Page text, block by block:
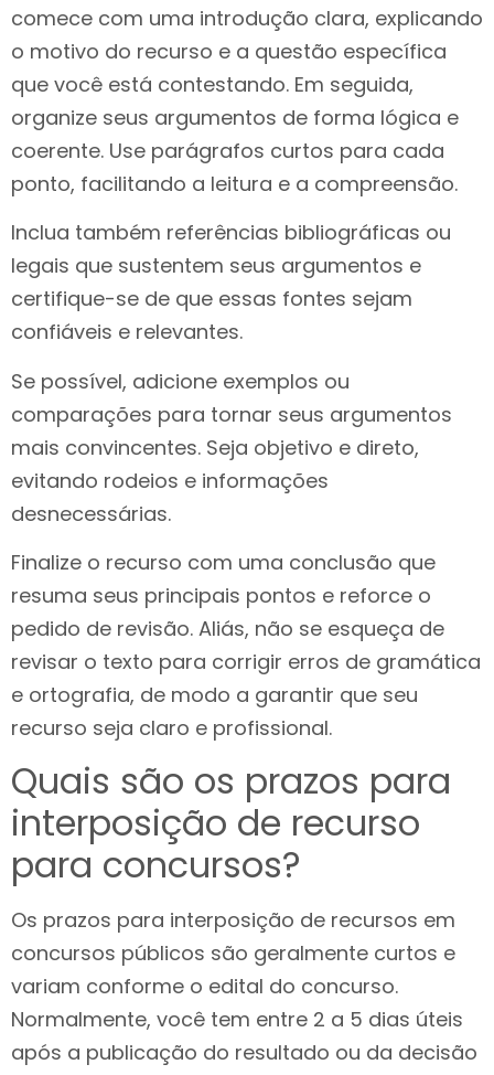
comece com uma introdução clara, explicando
o motivo do recurso e a questão específica
que você está contestando. Em seguida,
organize seus argumentos de forma lógica e
coerente. Use parágrafos curtos para cada
ponto, facilitando a leitura e a compreensão.
Inclua também referências bibliográficas ou
legais que sustentem seus argumentos e
certifique-se de que essas fontes sejam
confiáveis e relevantes.
Se possível, adicione exemplos ou
comparações para tornar seus argumentos
mais convincentes. Seja objetivo e direto,
evitando rodeios e informações
desnecessárias.
Finalize o recurso com uma conclusão que
resuma seus principais pontos e reforce o
pedido de revisão. Aliás, não se esqueça de
revisar o texto para corrigir erros de gramática
e ortografia, de modo a garantir que seu
recurso seja claro e profissional.
Quais são os prazos para
interposição de recurso
para concursos?
Os prazos para interposição de recursos em
concursos públicos são geralmente curtos e
variam conforme o edital do concurso.
Normalmente, você tem entre 2 a 5 dias úteis
após a publicação do resultado ou da decisão